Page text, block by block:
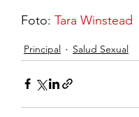
Foto: Tara Winstead
Principal Salud Sexual